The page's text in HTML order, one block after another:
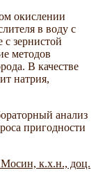
окислении
в воду с
зернистой
методов
В качестве
натрия,
анализ
пригодности
к.х.н., доц.